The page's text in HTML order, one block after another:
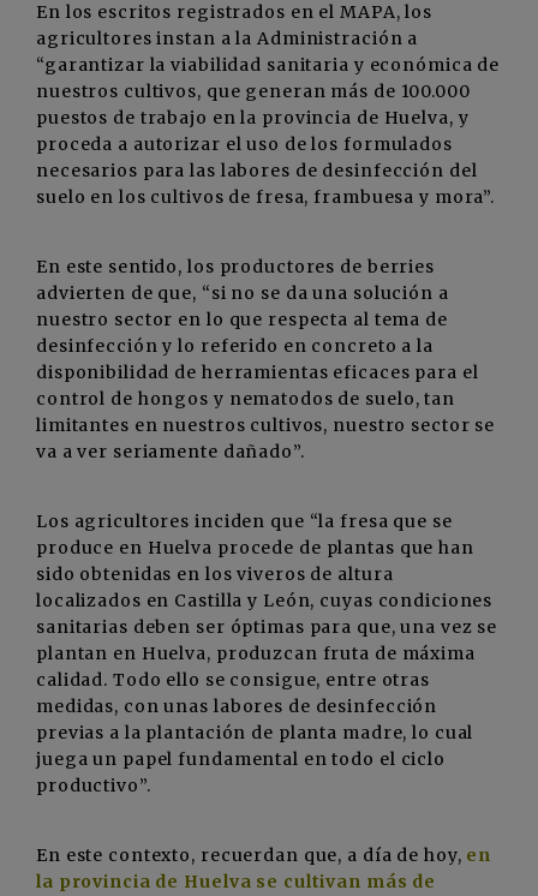
En los escritos registrados en el MAPA, los
agricultores instan a la Administración a
“garantizar la viabilidad sanitaria y económica de
nuestros cultivos, que generan más de 100.000
puestos de trabajo en la provincia de Huelva, y
proceda a autorizar el uso de los formulados
necesarios para las labores de desinfección del
suelo en los cultivos de fresa, frambuesa y mora”.
En este sentido, los productores de berries
advierten de que, “si no se da una solución a
nuestro sector en lo que respecta al tema de
desinfección y lo referido en concreto a la
disponibilidad de herramientas eficaces para el
control de hongos y nematodos de suelo, tan
limitantes en nuestros cultivos, nuestro sector se
va a ver seriamente dañado”.
Los agricultores inciden que “la fresa que se
produce en Huelva procede de plantas que han
sido obtenidas en los viveros de altura
localizados en Castilla y León, cuyas condiciones
sanitarias deben ser óptimas para que, una vez se
plantan en Huelva, produzcan fruta de máxima
calidad. Todo ello se consigue, entre otras
medidas, con unas labores de desinfección
previas a la plantación de planta madre, lo cual
juega un papel fundamental en todo el ciclo
productivo”.
En este contexto, recuerdan que, a día de hoy, en
la provincia de Huelva se cultivan más de